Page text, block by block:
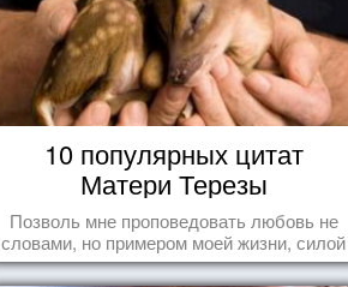
10 популярных цитат
Матери Терезы
Позволь мне проповедовать любовь не
словами, но примером моей жизни, силой
влечения, воодушевляющим влиянием ...